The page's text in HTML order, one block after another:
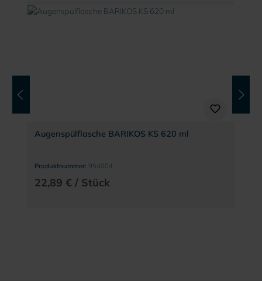
Augenspülflasche BARIKOS KS 620 ml
Produktnummer: 954004
22,89 € / Stück